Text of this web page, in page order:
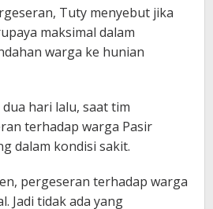
Tuty menyebut jika
maksimal dalam
warga ke hunian
hari lalu, saat tim
terhadap warga Pasir
dalam kondisi sakit.
pergeseran terhadap warga
Jadi tidak ada yang